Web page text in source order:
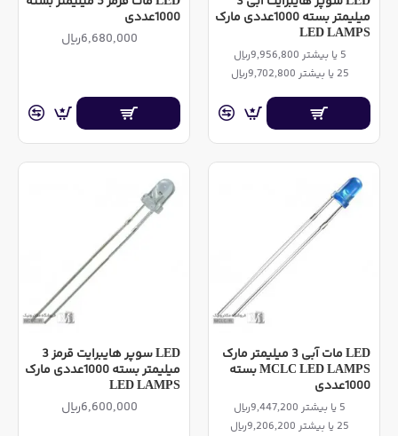
میلیمتر بسته 1000عددی مارک
LED LAMPS
5 یا بیشتر 9,956,800ریال
25 یا بیشتر 9,702,800ریال
1000عددی
6,680,000ریال
LED مات آبی 3 میلیمتر مارک
MCLC LED LAMPS بسته
1000عددی
5 یا بیشتر 9,447,200ریال
25 یا بیشتر 9,206,200ریال
LED سوپر هایبرایت قرمز 3
میلیمتر بسته 1000عددی مارک
LED LAMPS
6,600,000ریال